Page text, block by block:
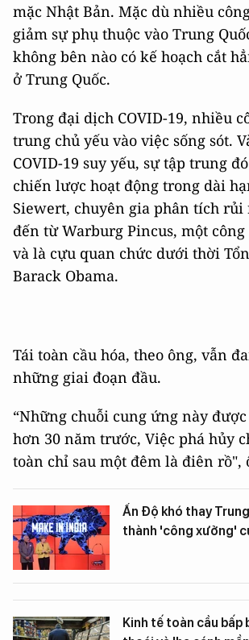
mặc Nhật Bản. Mặc dù nhiều
giảm sự phụ thuộc vào Trung
không bên nào có kế hoạch cắt
ở Trung Quốc.
Trong đại dịch COVID-19, nhiều
trung chủ yếu vào việc sống sót.
COVID-19 suy yếu, sự tập trung
chiến lược hoạt động trong dài
Siewert, chuyên gia phân tích
đến từ Warburg Pincus, một
và là cựu quan chức dưới thời
Barack Obama.
Tái toàn cầu hóa, theo ông, vẫn
những giai đoạn đầu.
“Những chuỗi cung ứng này
hơn 30 năm trước, Việc phá hủy
toàn chỉ sau một đêm là điên rồ",
Ấn Độ khó thay
thành 'công xưởng'
Kinh tế toàn cầu bấp